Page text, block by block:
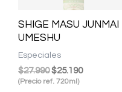
SHIGE MASU JUNMAI
UMESHU
Especiales
$27.990$25.190
(Precio ref. 720ml)